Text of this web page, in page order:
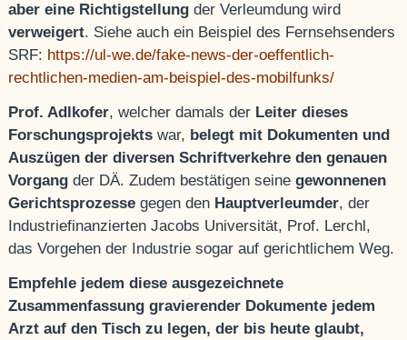
aber eine Richtigstellung der Verleumdung wird
verweigert. Siehe auch ein Beispiel des Fernsehsenders
SRF: https://ul-we.de/fake-news-der-oeffentlich-
rechtlichen-medien-am-beispiel-des-mobilfunks/
Prof. Adlkofer, welcher damals der Leiter dieses
Forschungsprojekts war, belegt mit Dokumenten und
Auszügen der diversen Schriftverkehre den genauen
Vorgang der DÄ. Zudem bestätigen seinegewonnenen
Gerichtsprozesse gegen den Hauptverleumder, der
Industriefinanzierten Jacobs Universität, Prof. Lerchl,
das Vorgehen der Industrie sogar auf gerichtlichem Weg.
Empfehle jedem diese ausgezeichnete
Zusammenfassung gravierender Dokumente jedem
Arzt auf den Tisch zu legen, der bis heute glaubt,